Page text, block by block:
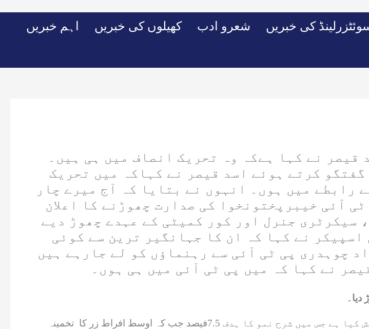
اہم خبریں کھیلوں کی خبریں شعرو ادب کی خبریں
قیصر نے کہا ہےکہ وہ تحریک انصاف میں ہی ہیں۔
گفتگو کرتے ہوئے اسد قیصر نے کہاکہ میں تحریک
رابطے میں ہوں۔ انہوں نے بتایا کہ آج میرے چار
آئی خیبرپختونخوا کی صدارت چھوڑنے کا اعلان
سیکرٹری جنرل اور کور کمیٹی کے عہدے چھوڑ دیے
نے کہا کہ ان کا جہانگیر ترین سے کوئی
چوہدری پی ٹی آئی سے رہنماؤں کو لے جارہے ہیں
نے کہا کہ میں پی ٹی آئی میں ہی ہوں۔
بنگلا دیش نے مالی سال 2024-23کے لیے 71 ارب ڈالر کا وفاقی بجٹ پیش کیا ہے جس میں شرح نمو کا ہدف 7.5فیصد جب کہ اوسط افراط زر کا تخمینہ